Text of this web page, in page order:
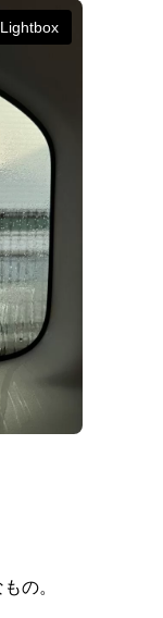
の。